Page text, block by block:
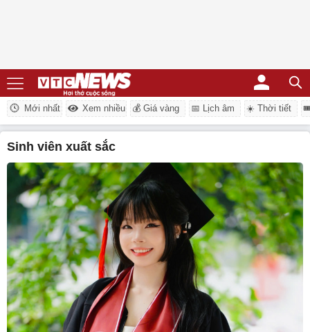
Mới nhất Xem nhiều 💰 Giá vàng 📅 Lịch âm ☀️ Thời tiết
sinh viên xuất sắc